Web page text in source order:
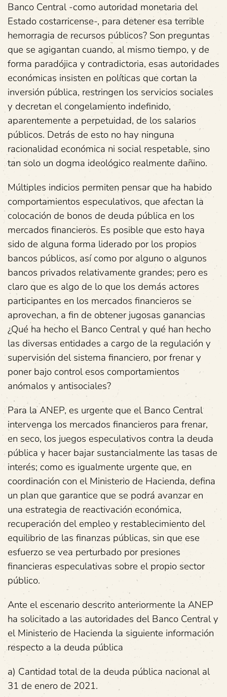
Banco Central -como autoridad monetaria del
Estado costarricense-, para detener esa terrible
hemorragia de recursos públicos? Son preguntas
que se agigantan cuando, al mismo tiempo, y de
forma paradójica y contradictoria, esas autoridades
económicas insisten en políticas que cortan la
inversión pública, restringen los servicios sociales
y decretan el congelamiento indefinido,
aparentemente a perpetuidad, de los salarios
públicos. Detrás de esto no hay ninguna
racionalidad económica ni social respetable, sino
tan solo un dogma ideológico realmente dañino.
Múltiples indicios permiten pensar que ha habido
comportamientos especulativos, que afectan la
colocación de bonos de deuda pública en los
mercados financieros. Es posible que esto haya
sido de alguna forma liderado por los propios
bancos públicos, así como por alguno o algunos
bancos privados relativamente grandes; pero es
claro que es algo de lo que los demás actores
participantes en los mercados financieros se
aprovechan, a fin de obtener jugosas ganancias
¿Qué ha hecho el Banco Central y qué han hecho
las diversas entidades a cargo de la regulación y
supervisión del sistema financiero, por frenar y
poner bajo control esos comportamientos
anómalos y antisociales?
Para la ANEP, es urgente que el Banco Central
intervenga los mercados financieros para frenar,
en seco, los juegos especulativos contra la deuda
pública y hacer bajar sustancialmente las tasas de
interés; como es igualmente urgente que, en
coordinación con el Ministerio de Hacienda, defina
un plan que garantice que se podrá avanzar en
una estrategia de reactivación económica,
recuperación del empleo y restablecimiento del
equilibrio de las finanzas públicas, sin que ese
esfuerzo se vea perturbado por presiones
financieras especulativas sobre el propio sector
público.
Ante el escenario descrito anteriormente la ANEP
ha solicitado a las autoridades del Banco Central y
el Ministerio de Hacienda la siguiente información
respecto a la deuda pública
a) Cantidad total de la deuda pública nacional al
31 de enero de 2021.